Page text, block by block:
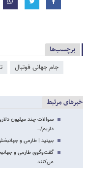
برچسب‌ها
جام جهانی فوتبال
خبرهای مرتبط
داریم/…
ببینید | طارمی و
گفت‌وگوی طارمی و
می‌کنند